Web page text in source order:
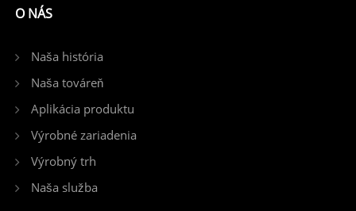
O NÁS
Naša história
Naša továreň
Aplikácia produktu
Výrobné zariadenia
Výrobný trh
Naša služba